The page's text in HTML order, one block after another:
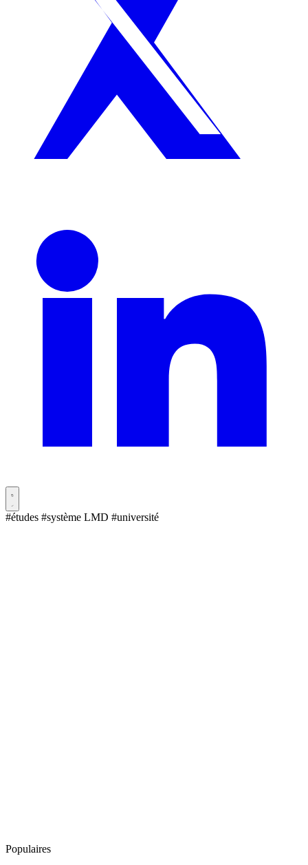
#études #système LMD #université
Populaires